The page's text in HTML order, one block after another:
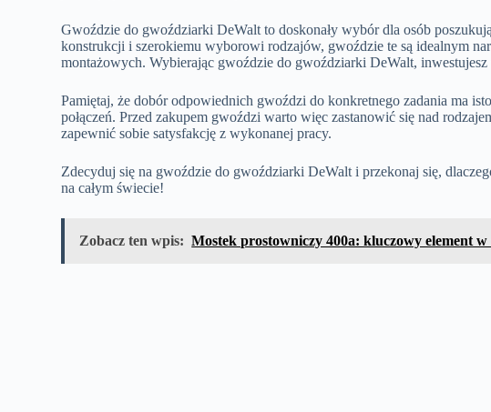
Gwoździe do gwoździarki DeWalt to doskonały wybór dla osób
konstrukcji i szerokiemu wyborowi rodzajów, gwoździe te są idealnym
montażowych. Wybierając gwoździe do gwoździarki DeWalt,
Pamiętaj, że dobór odpowiednich gwoździ do konkretnego zadania ma
połączeń. Przed zakupem gwoździ warto więc zastanowić się nad
zapewnić sobie satysfakcję z wykonanej pracy.
Zdecyduj się na gwoździe do gwoździarki DeWalt i przekonaj się,
na całym świecie!
Zobacz ten wpis: Mostek prostowniczy 400a: kluczowy element